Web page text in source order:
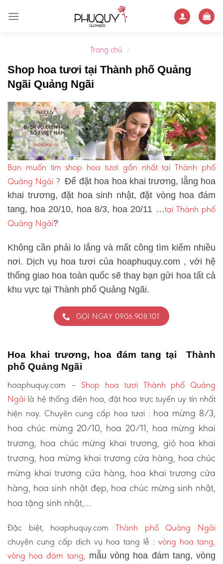
Trang chủ /
Shop hoa tươi tại Thành phố Quảng
Ngãi Quảng Ngãi
Bạn muốn tìm shop hoa tươi gần nhất tại Thành phố
Quảng Ngãi ?Để đặt hoa hoa khai trương, lẵng hoa
khai trương, đặt hoa sinh nhật, đặt vòng hoa đám
tang, hoa 20/10, hoa 8/3, hoa 20/11 …tại Thành phố
Quảng Ngãi?
Không cần phải lo lắng và mất công tìm kiếm nhiều
nơi. Dịch vụ hoa tươi của hoaphuquy.com , với hệ
thống giao hoa toàn quốc sẽ thay bạn gửi hoa tất cả
khu vực tại Thành phố Quảng Ngãi.
GỌI NGAY 0906.908.101
Hoa khai trương, hoa đám tang tại Thành
phố Quảng Ngãi
hoaphuquy.com – Shop hoa tươi Thành phố Quảng
Ngãi là hệ thống điện hoa, đặt hoa trực tuyến uy tín nhất
hiện nay. Chuyên cung cấp hoa tươi : hoa mừng 8/3,
hoa chúc mừng 20/10, hoa 20/11, hoa mừng khai
trương, hoa chúc mừng khai trương, giỏ hoa khai
trương, hoa mừng khai trương cửa hàng, hoa chúc
mừng khai trương cửa hàng, hoa khai trương cửa
hàng, hoa sinh nhật đẹp, hoa chúc mừng sinh nhật,
hoa tặng sinh nhật,…
Đặc biệt, hoaphuquy.com Thành phố Quảng Ngãi
chuyên cung cấp dịch vụ hoa tang lễ : vòng hoa tang,
vòng hoa đám tang, mẫu vòng hoa đám tang, vòng